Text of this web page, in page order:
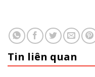
Tin liên quan